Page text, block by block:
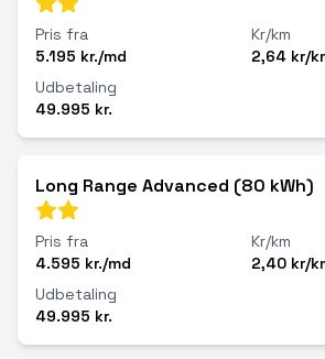
Pris fra
5.195 kr./md
Kr/km
2,64 kr/
Udbetaling
49.995 kr.
Long Range Advanced (80 kWh)
Pris fra
4.595 kr./md
Kr/km
2,40 kr/
Udbetaling
49.995 kr.